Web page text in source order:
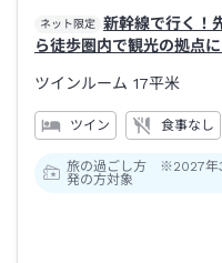
ネット限定
新幹線で行く！
ら徒歩圏内で観光の拠点
ツインルーム 17平米
ツイン 食事なし
旅の過ごし方 ※2027年3
発の方対象